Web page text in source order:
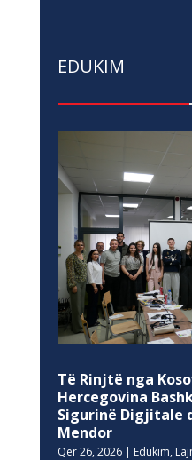
EDUKIM
Të Rinjtë nga
Hercegovina
Sigurinë Digjitale
Mendor
Qer 26, 2026| Edukim,